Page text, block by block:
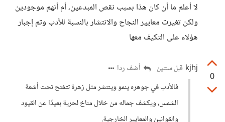
لا أعلم ما أن كان هذا بسبب نقص المبدعين، أم أنهم موجودين
ولكن تغيرت معايير النجاح والانتشار بالنسبة للأدب وتم إجبار
هؤلاء على التكيف معها
0
kjhj قبل سنتين
أضف ردا
فالأدب في جوهره ينمو وينتشر مثل زهرة تتفتح تحت أشعة
الشمس، ويكشف جماله من خلال مناخ لحرية بعيدًا عن القيود